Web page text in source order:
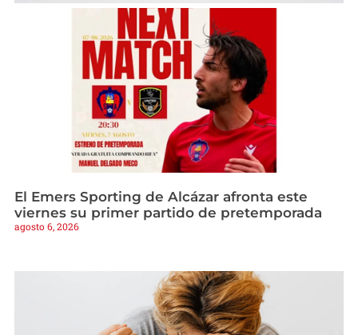
El Emers Sporting de Alcázar afronta este
viernes su primer partido de pretemporada
agosto 6, 2026